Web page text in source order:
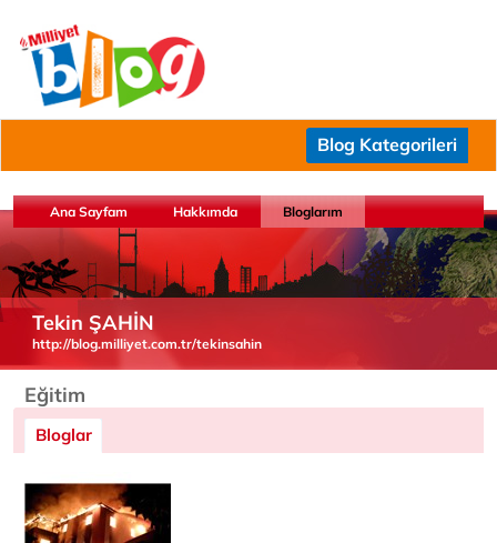
Blog Kategorileri
Ana Sayfam Hakkımda Bloglarım
Tekin ŞAHİN
http://blog.milliyet.com.tr/tekinsahin
Eğitim
Bloglar